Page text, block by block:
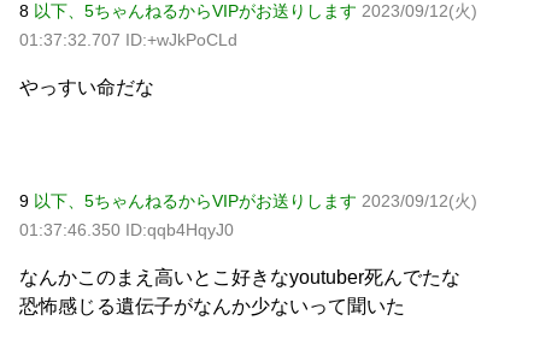
8 以下、5ちゃんねるからVIPがお送りします 2023/09/12(火)
01:37:32.707 ID:+wJkPoCLd
やっすい命だな
9 以下、5ちゃんねるからVIPがお送りします 2023/09/12(火)
01:37:46.350 ID:qqb4HqyJ0
なんかこのまえ高いとこ好きなyoutuber死んでたな
恐怖感じる遺伝子がなんか少ないって聞いた